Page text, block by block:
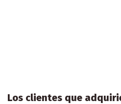
Los clientes que